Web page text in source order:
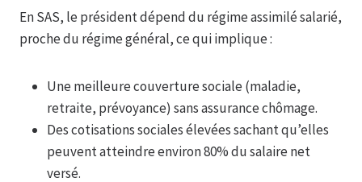
En SAS, le président dépend du régime assimilé salarié,
proche du régime général, ce qui implique :
Une meilleure couverture sociale (maladie,
retraite, prévoyance) sans assurance chômage.
Des cotisations sociales élevées sachant qu’elles
peuvent atteindre environ 80% du salaire net
versé.